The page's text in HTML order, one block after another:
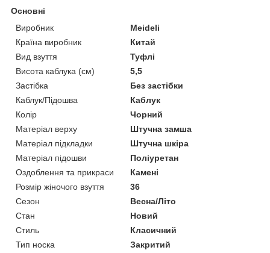
Основні
Виробник
Meideli
Країна виробник
Китай
Вид взуття
Туфлі
Висота каблука (см)
5,5
Застібка
Без застібки
Каблук/Підошва
Каблук
Колір
Чорний
Матеріал верху
Штучна замша
Матеріал підкладки
Штучна шкіра
Матеріал підошви
Поліуретан
Оздоблення та прикраси
Камені
Розмір жіночого взуття
36
Сезон
Весна/Літо
Стан
Новий
Стиль
Класичний
Тип носка
Закритий